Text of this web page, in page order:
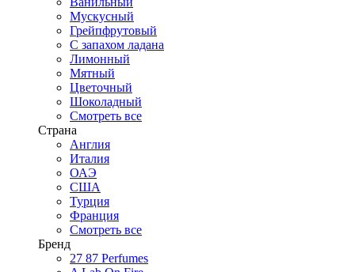
Мускусный
Грейпфрутовый
С запахом ладана
Лимонный
Мятный
Цветочный
Шоколадный
Смотреть все
Страна
Англия
Италия
ОАЭ
США
Турция
Франция
Смотреть все
Бренд
27 87 Perfumes